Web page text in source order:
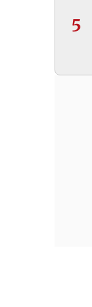
5